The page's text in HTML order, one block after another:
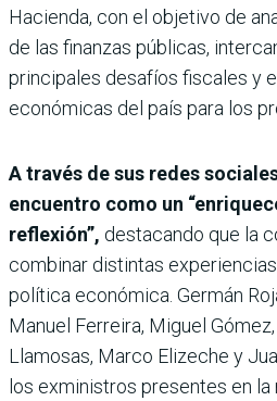
Hacienda, con el objetivo de
de las finanzas públicas,
principales desafíos fiscales y
económicas del país para los
A través de sus redes
encuentro como un
reflexión”, destacando que la
combinar distintas
política económica. Germán
Manuel Ferreira, Miguel
Llamosas, Marco Elizeche y
los exministros presentes en la